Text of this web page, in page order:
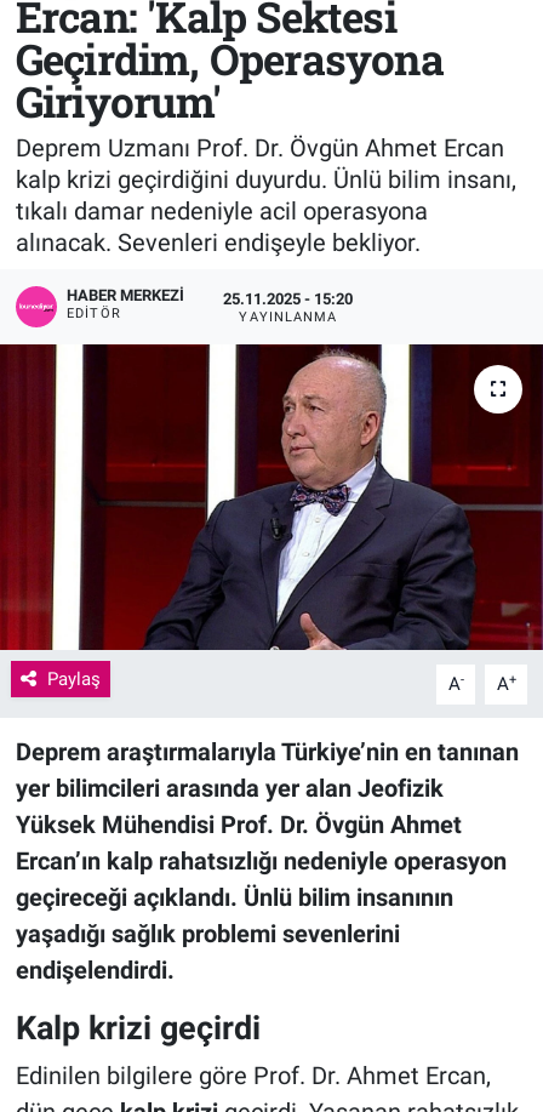
Ercan: 'Kalp Sektesi
Geçirdim, Operasyona
Giriyorum'
Deprem Uzmanı Prof. Dr. Övgün Ahmet Ercan
kalp krizi geçirdiğini duyurdu. Ünlü bilim insanı,
tıkalı damar nedeniyle acil operasyona
alınacak. Sevenleri endişeyle bekliyor.
HABER MERKEZI
EDITÖR
25.11.2025 - 15:20
YAYINLANMA
Paylaş A- A+
Deprem araştırmalarıyla Türkiye’nin en tanınan
yer bilimcileri arasında yer alan Jeofizik
Yüksek Mühendisi Prof. Dr. Övgün Ahmet
Ercan’ın kalp rahatsızlığı nedeniyle operasyon
geçireceği açıklandı. Ünlü bilim insanının
yaşadığı sağlık problemi sevenlerini
endişelendirdi.
Kalp krizi geçirdi
Edinilen bilgilere göre Prof. Dr. Ahmet Ercan,
Sağlık
Spor
Teknoloji
Tv Medya
KÜLTÜR SANAT